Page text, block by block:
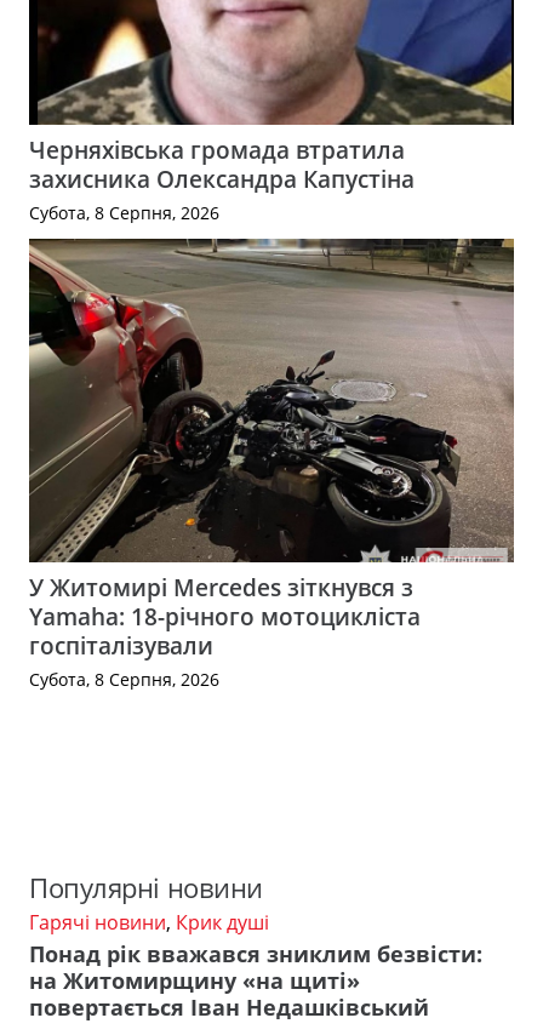
Черняхівська громада втратила
захисника Олександра Капустіна
Субота, 8 Серпня, 2026
У Житомирі Mercedes зіткнувся з
Yamaha: 18-річного мотоцикліста
госпіталізували
Субота, 8 Серпня, 2026
Популярні новини
Гарячі новини, Крик душі
Понад рік вважався зниклим безвісти:
на Житомирщину «на щиті»
повертається Іван Недашківський